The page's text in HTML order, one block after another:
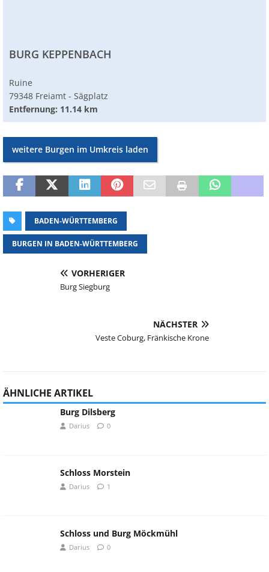
BURG KEPPENBACH
Ruine
79348 Freiamt - Sägplatz
Entfernung: 11.14 km
weitere Burgen im Umkreis laden
BADEN-WÜRTTEMBERG
BURGEN IN BADEN-WÜRTTEMBERG
VORHERIGER
Burg Siegburg
NÄCHSTER
Veste Coburg, Fränkische Krone
ÄHNLICHE ARTIKEL
Burg Dilsberg
Darius 0
Schloss Morstein
Darius 1
Schloss und Burg Möckmühl
Darius 0